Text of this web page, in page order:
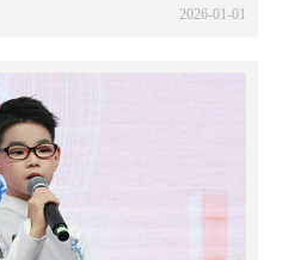
的稳步进阶，更书写了与团队同心共
2026-01-01